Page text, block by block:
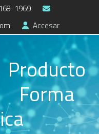
1969
Accesar
Producto
Forma